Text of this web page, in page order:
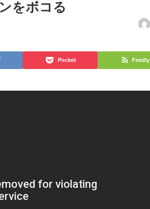
をボコる
Pocket Feedly